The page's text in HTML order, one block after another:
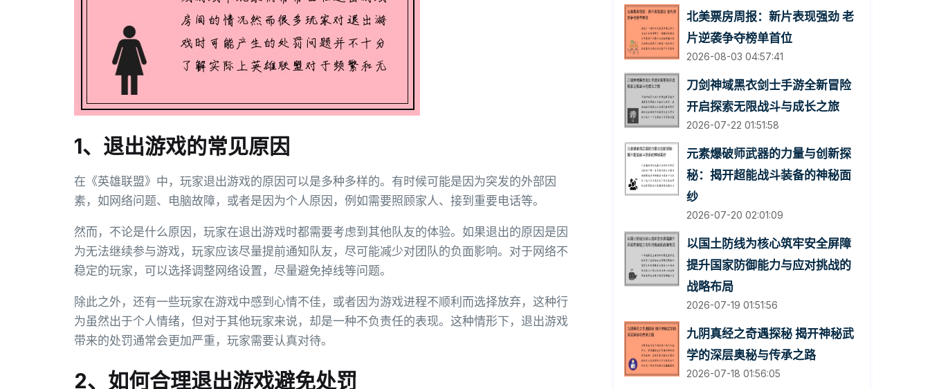
1、退出游戏的常见原因
在《英雄联盟》中，玩家退出游戏的原因可以是多种多样的。有时候可能是因为突发的外部因
素，如网络问题、电脑故障，或者是因为个人原因，例如需要照顾家人、接到重要电话等。
然而，不论是什么原因，玩家在退出游戏时都需要考虑到其他队友的体验。如果退出的原因是因
为无法继续参与游戏，玩家应该尽量提前通知队友，尽可能减少对团队的负面影响。对于网络不
稳定的玩家，可以选择调整网络设置，尽量避免掉线等问题。
除此之外，还有一些玩家在游戏中感到心情不佳，或者因为游戏进程不顺利而选择放弃，这种行
为虽然出于个人情绪，但对于其他玩家来说，却是一种不负责任的表现。这种情形下，退出游戏
带来的处罚通常会更加严重，玩家需要认真对待。
2、如何合理退出游戏避免处罚
北美票房周报：新片表现强劲 老
片逆袭争夺榜单首位
2026-08-03 04:57:41
刀剑神域黑衣剑士手游全新冒险
开启探索无限战斗与成长之旅
2026-07-22 01:51:58
元素爆破师武器的力量与创新探
秘：揭开超能战斗装备的神秘面
纱
2026-07-20 02:01:09
以国土防线为核心筑牢安全屏障
提升国家防御能力与应对挑战的
战略布局
2026-07-19 01:51:56
九阴真经之奇遇探秘 揭开神秘武
学的深层奥秘与传承之路
2026-07-18 01:56:05